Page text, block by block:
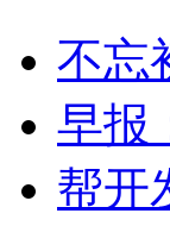
不忘
早报
帮开